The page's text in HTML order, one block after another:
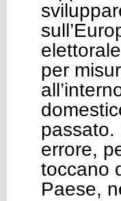
per
passato.
errore,
toccano
Paese,